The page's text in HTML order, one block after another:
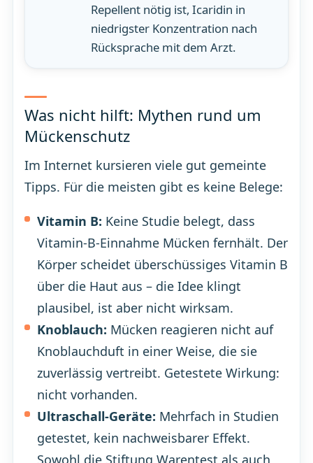
Repellent nötig ist, Icaridin in
niedrigster Konzentration nach
Rücksprache mit dem Arzt.
Was nicht hilft: Mythen rund um
Mückenschutz
Im Internet kursieren viele gut gemeinte
Tipps. Für die meisten gibt es keine Belege:
Vitamin B: Keine Studie belegt, dass
Vitamin-B-Einnahme Mücken fernhält. Der
Körper scheidet überschüssiges Vitamin B
über die Haut aus – die Idee klingt
plausibel, ist aber nicht wirksam.
Knoblauch: Mücken reagieren nicht auf
Knoblauchduft in einer Weise, die sie
zuverlässig vertreibt. Getestete Wirkung:
nicht vorhanden.
Ultraschall-Geräte: Mehrfach in Studien
getestet, kein nachweisbarer Effekt.